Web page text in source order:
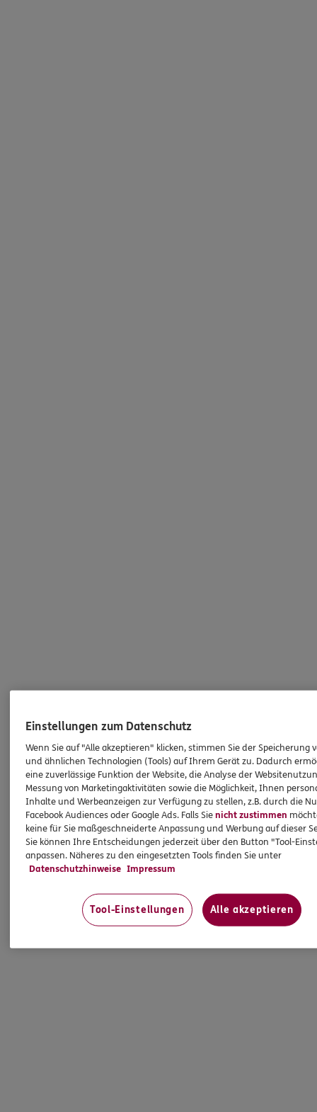
Einstellungen zum Datenschutz
Wenn Sie auf "Alle akzeptieren" klicken, stimmen Sie der Speicherung
und ähnlichen Technologien (Tools) auf Ihrem Gerät zu. Dadurch
eine zuverlässige Funktion der Website, die Analyse der
Messung von Marketingaktivitäten sowie die Möglichkeit, Ihnen
Inhalte und Werbeanzeigen zur Verfügung zu stellen, z.B. durch die
Facebook Audiences oder Google Ads. Falls Sienicht zustimmen
keine für Sie maßgeschneiderte Anpassung und Werbung auf dieser
Sie können Ihre Entscheidungen jederzeit über den Button "Tool-
anpassen. Näheres zu den eingesetzten Tools finden Sie unter
Datenschutzhinweise Impressum
Tool-Einstellungen Alle akzeptieren